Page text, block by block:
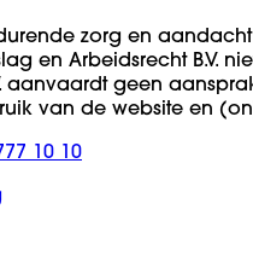
zorg en
en Arbeidsrecht B.V.
aanvaardt geen
van de website en
10 10